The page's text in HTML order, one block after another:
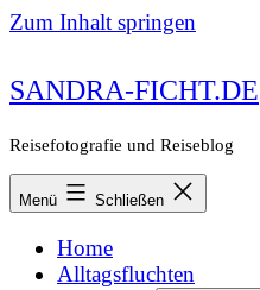
Zum Inhalt springen
SANDRA-FICHT.DE
Reisefotografie und Reiseblog
Menü Schließen
Home
Alltagsfluchten